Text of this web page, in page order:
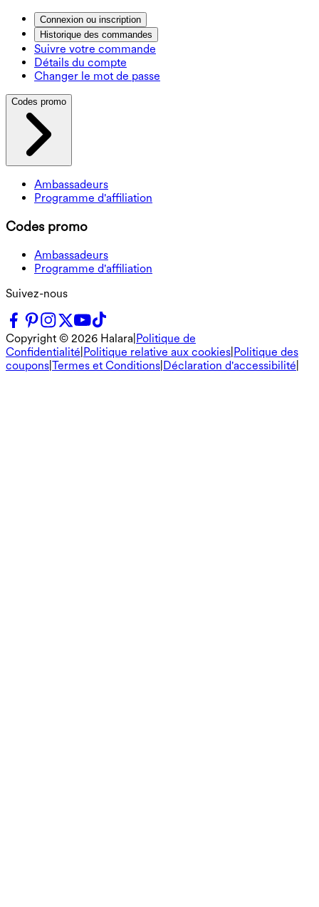
Connexion ou inscription
Historique des commandes
Suivre votre commande
Détails du compte
Changer le mot de passe
Codes promo
Ambassadeurs
Programme d'affiliation
Codes promo
Ambassadeurs
Programme d'affiliation
Suivez-nous
Copyright © 2026 Halara Politique de
Confidentialité Politique relative aux cookies Politique des
coupons Termes et Conditions Déclaration d'accessibilité